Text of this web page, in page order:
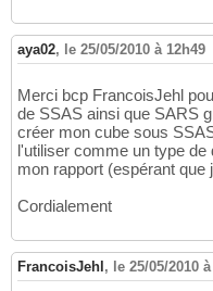
aya02, le 25/05/2010 à 12h49
Merci bcp FrancoisJehl
de SSAS ainsi que SARS
créer mon cube sous
l'utiliser comme un type
mon rapport (espérant
Cordialement
FrancoisJehl , le 25/05/2010